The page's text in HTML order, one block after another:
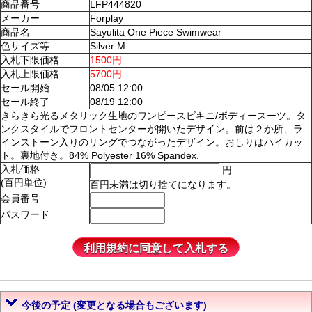
商品番号
LFP444820
メーカー
Forplay
商品名
Sayulita One Piece Swimwear
色サイズ等
Silver M
入札下限価格
1500円
入札上限価格
5700円
セール開始
08/05 12:00
セール終了
08/19 12:00
きらきら光るメタリック生地のワンピースビキニ/ボディースーツ。タ
ンクスタイルでフロントセンターが開いたデザイン。前は２か所、ラ
インストーン入りのリングでつながったデザイン。おしりはハイカッ
ト。裏地付き。84% Polyester 16% Spandex.
入札価格
(百円単位)
円
百円未満は切り捨てになります。
会員番号
パスワード
今後の予定 (変更となる場合もございます)